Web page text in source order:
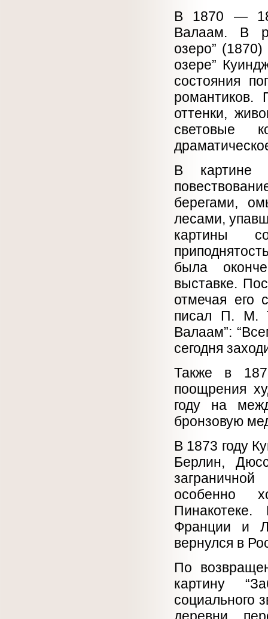
В 1870 —
Валаам. В
озеро”
озере”
состояния
романтиков.
оттенки,
световые
В картине
берегами,
лесами,
картины
была
выставке.
отмечая его
писал П. М.
Валаам”:
сегодня
Также в
поощрения
году на
бронзовую
В 1873 году
Берлин,
особенно
Франции и
вернулся в
По
картину
социального